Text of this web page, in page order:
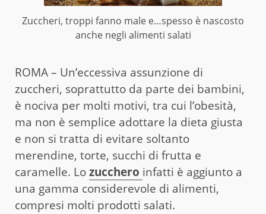
Zuccheri, troppi fanno male e…spesso è nascosto
anche negli alimenti salati
ROMA – Un’eccessiva assunzione di
zuccheri, soprattutto da parte dei bambini,
è nociva per molti motivi, tra cui l’obesità,
ma non è semplice adottare la dieta giusta
e non si tratta di evitare soltanto
merendine, torte, succhi di frutta e
caramelle. Lozucchero infatti è aggiunto a
una gamma considerevole di alimenti,
compresi molti prodotti salati.